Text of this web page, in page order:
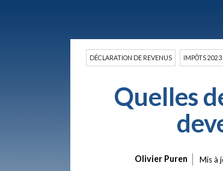
DÉCLARATION DE REVENUS IMPÔTS 2023
Quelles
Olivier Puren Mis à